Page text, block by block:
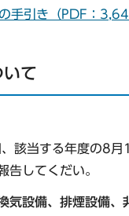
手引き（PDF：
いて
該当する年度の8
告してくだい。
気設備、排煙設備、